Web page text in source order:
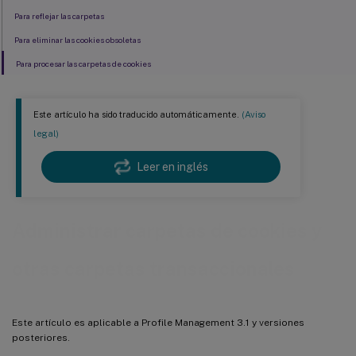
Este artículo ha sido traducido automáticamente. (Aviso
legal)
Leer en inglés
Este artículo es aplicable a Profile Management 3.1 y versiones
posteriores.
Para reflejar las carpetas
Para eliminar las cookies obsoletas
Para procesar las carpetas de cookies